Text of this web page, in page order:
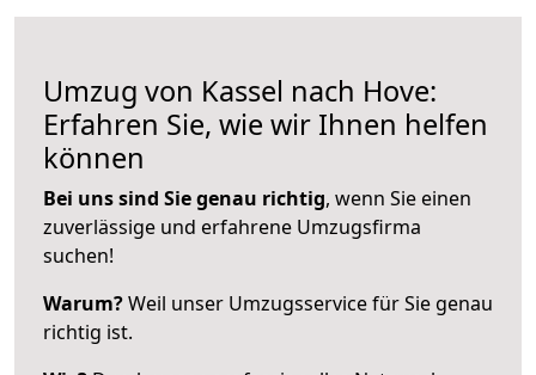
Umzug von Kassel nach Hove:
Erfahren Sie, wie wir Ihnen helfen
können
Bei uns sind Sie genau richtig, wenn Sie einen
zuverlässige und erfahrene Umzugsfirma
suchen!
Warum?Weil unser Umzugsservice für Sie genau
richtig ist.